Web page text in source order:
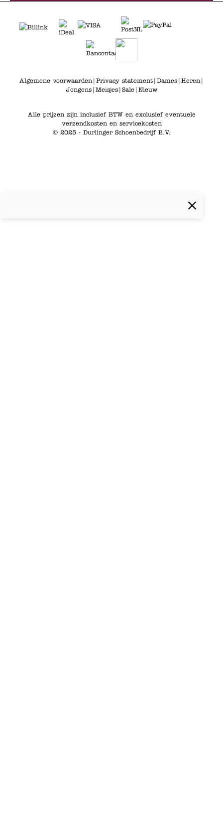
Algemene voorwaarden| Privacy statement| Dames| Heren|
Jongens| Meisjes| Sale| Nieuw
Alle prijzen zijn inclusief BTW en exclusief eventuele
verzendkosten en servicekosten
© 2025 - Durlinger Schoenbedrijf B.V.